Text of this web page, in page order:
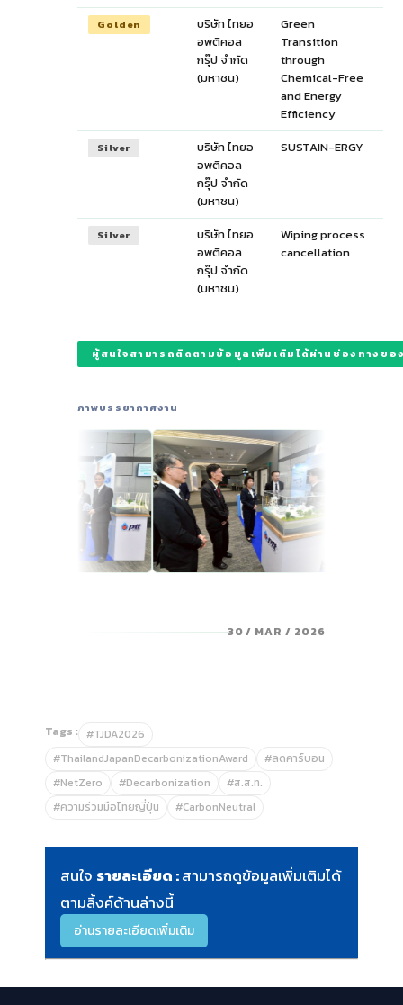
Golden
บริษัท ไทยอ
อพติคอล
กรุ๊ป จำกัด
(มหาชน)
Green
Transition
through
Chemical-Free
and Energy
Efficiency
Silver
บริษัท ไทยอ
อพติคอล
กรุ๊ป จำกัด
(มหาชน)
SUSTAIN-ERGY
Silver
บริษัท ไทยอ
อพติคอล
กรุ๊ป จำกัด
(มหาชน)
Wiping process
cancellation
ผู้สนใจสามารถติดตามข้อมูลเพิ่มเติมได้ผ่านช่องทางข
ภาพบรรยากาศงาน
30 / MAR / 2026
Tags : #TJDA2026
#ThailandJapanDecarbonizationAward
#ลดคาร์บอน
#NetZero
#Decarbonization
#ส.ส.ท.
#ความร่วมมือไทยญี่ปุ่น
#CarbonNeutral
สนใจ รายละเอียด :สามารถดูข้อมูลเพิ่มเติมได้
ตามลิ้งค์ด้านล่างนี้
อ่านรายละเอียดเพิ่มเติม